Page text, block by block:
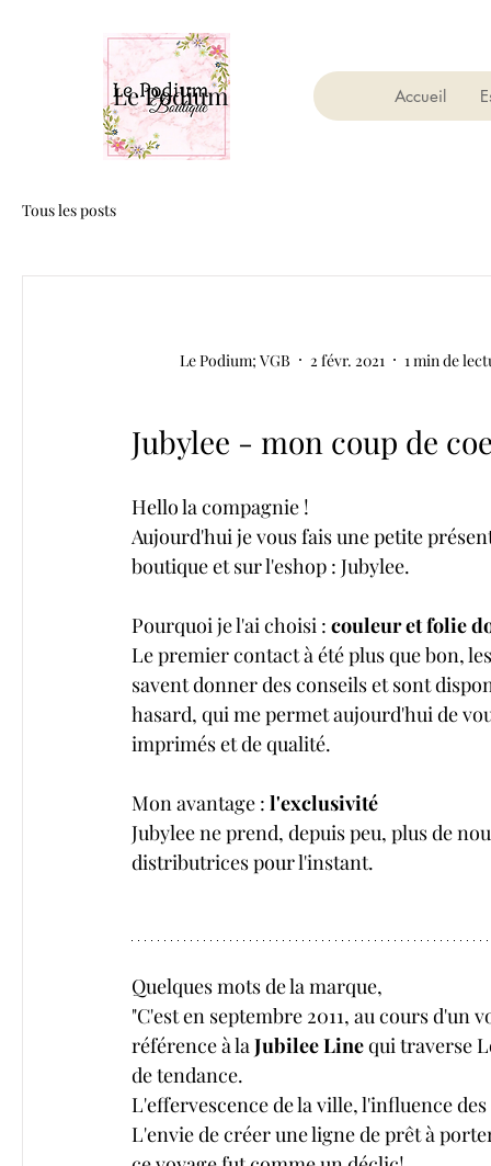
Le Podium Accueil
Tous les posts
Le Podium; VGB 2 févr. 2021 1 min de
Jubylee - mon coup de
Hello la compagnie !
Aujourd'hui je vous fais une petite
boutique et sur l'eshop : Jubylee.
Pourquoi je l'ai choisi : couleur et folie
Le premier contact à été plus que bon,
savent donner des conseils et sont
hasard, qui me permet aujourd'hui de
imprimés et de qualité.
Mon avantage : l'exclusivité
Jubylee ne prend, depuis peu, plus de
distributrices pour l'instant.
Quelques mots de la marque,
"C'est en septembre 2011, au cours d'un
référence à la Jubilee Line qui traverse
de tendance.
L'effervescence de la ville, l'influence
L'envie de créer une ligne de prêt à